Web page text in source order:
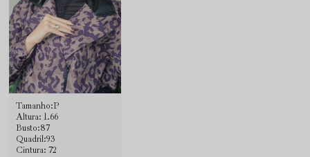
Tamanho:P
Altura: 1.66
Busto:87
Quadril:93
Cintura: 72